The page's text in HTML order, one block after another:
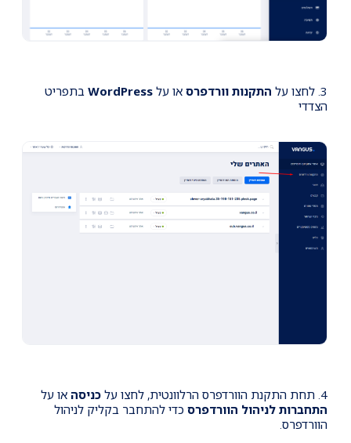
3. לחצו על התקנות וורדפרס או על WordPress בתפריט
הצדדי
4. תחת התקנת הוורדפרס הרלוונטית, לחצו על כניסה או על
התחברות לניהול הוורדפרס כדי להתחבר בקליק לניהול
הוורדפרס.